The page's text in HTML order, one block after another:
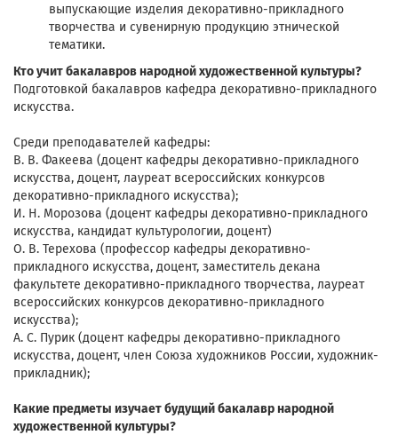
выпускающие изделия декоративно-прикладного
творчества и сувенирную продукцию этнической
тематики.
Кто учит бакалавров народной художественной культуры?
Подготовкой бакалавров кафедра декоративно-прикладного
искусства.
Среди преподавателей кафедры:
В. В. Факеева (доцент кафедры декоративно-прикладного
искусства, доцент, лауреат всероссийских конкурсов
декоративно-прикладного искусства);
И. Н. Морозова (доцент кафедры декоративно-прикладного
искусства, кандидат культурологии, доцент)
О. В. Терехова (профессор кафедры декоративно-
прикладного искусства, доцент, заместитель декана
факультете декоративно-прикладного творчества, лауреат
всероссийских конкурсов декоративно-прикладного
искусства);
А. С. Пурик (доцент кафедры декоративно-прикладного
искусства, доцент, член Союза художников России, художник-
прикладник);
Какие предметы изучает будущий бакалавр народной
художественной культуры?